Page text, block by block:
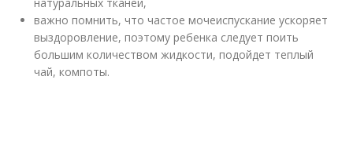
важно помнить, что частое мочеиспускание ускоряет
выздоровление, поэтому ребенка следует поить
большим количеством жидкости, подойдет теплый
чай, компоты.